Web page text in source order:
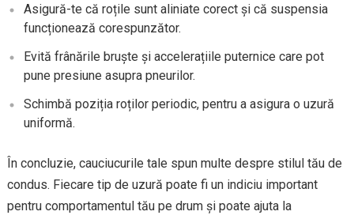
Asigură-te că roțile sunt aliniate corect și că suspensia
funcționează corespunzător.
Evită frânările bruște și accelerațiile puternice care pot
pune presiune asupra pneurilor.
Schimbă poziția roților periodic, pentru a asigura o uzură
uniformă.
În concluzie, cauciucurile tale spun multe despre stilul tău de
condus. Fiecare tip de uzură poate fi un indiciu important
pentru comportamentul tău pe drum și poate ajuta la